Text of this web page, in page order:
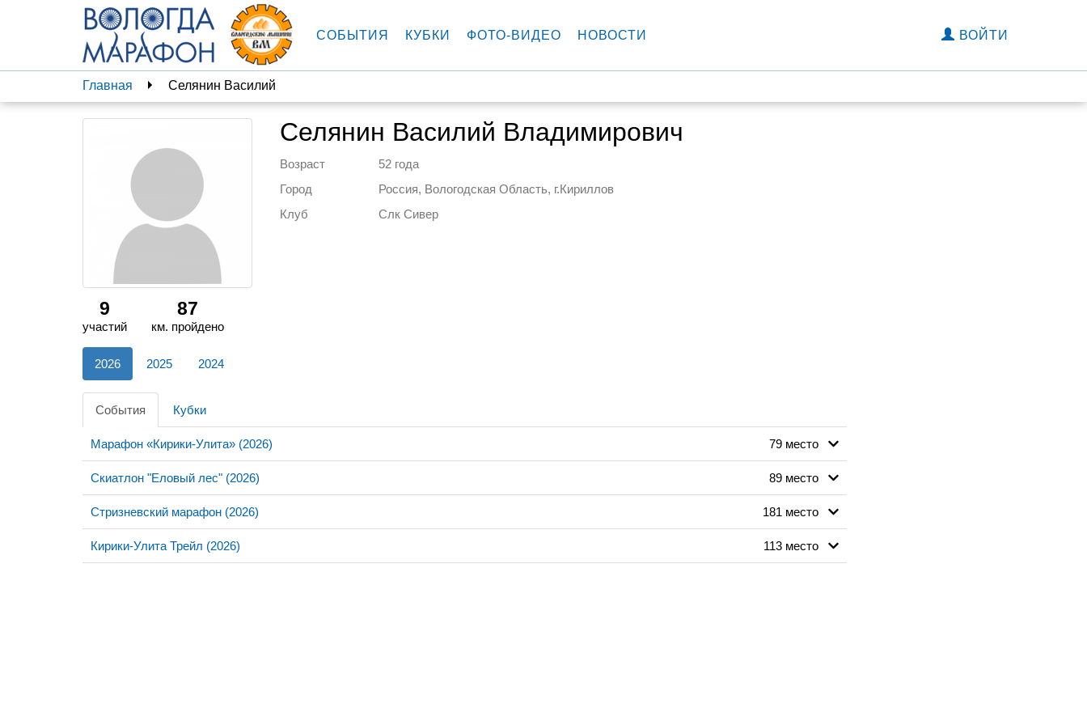
СОБЫТИЯ КУБКИ ФОТО-ВИДЕО НОВОСТИ ВОЙТИ
Главная Селянин Василий
Селянин Василий Владимирович
Возраст
52 года
Город
Россия, Вологодская Область, г.Кириллов
Клуб
Слк Сивер
9
участий
87
км. пройдено
2026 2025 2024
События Кубки
Марафон «Кирики-Улита» (2026) 79 место
Скиатлон "Еловый лес" (2026) 89 место
Стризневский марафон (2026) 181 место
Кирики-Улита Трейл (2026) 113 место